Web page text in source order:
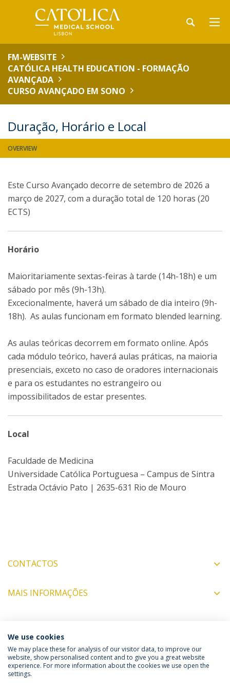
FM-WEBSITE
CATÓLICA HEALTH EDUCATION - FORMAÇÃO
AVANÇADA
CURSO AVANÇADO EM SONO
Duração, Horário e Local
OVERVIEW
Este Curso Avançado decorre de setembro de 2026 a
março de 2027, com a duração total de 120 horas (20
ECTS)
Horário
Maioritariamente sextas-feiras à tarde (14h-18h) e um
sábado por mês (9h-13h).
Excecionalmente, haverá um sábado de dia inteiro (9h-
18h). As aulas funcionam em formato blended learning.
As aulas teóricas decorrem em formato online. Após
cada módulo teórico, haverá aulas práticas, na maioria
presenciais, exceto no caso de oradores internacionais
e para os estudantes no estrangeiro ou
impossibilitados de estar presentes.
Local
Faculdade de Medicina
Universidade Católica Portuguesa – Campus de Sintra
Estrada Octávio Pato | 2635-631 Rio de Mouro
CONTACTOS
MAIS INFORMAÇÕES
COORDENADORES
Política de Privacidade
Termos & Condições
We use cookies
We may place these for analysis of our visitor data, to improve our
website, show personalised content and to give you a great website
experience. For more information about the cookies we use open the
settings.